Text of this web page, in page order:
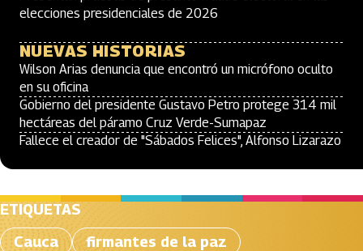
elecciones presidenciales de 2026
NUEVAS HISTORIAS
Wilson Arias denuncia que encontró un micrófono oculto
en su oficina
Gobierno del presidente Gustavo Petro protege 314 mil
hectáreas del páramo Cruz Verde-Sumapaz
Fallece el creador de "Sábados Felices", Alfonso Lizarazo
ETIQUETAS
Cauca
firmantes de la paz